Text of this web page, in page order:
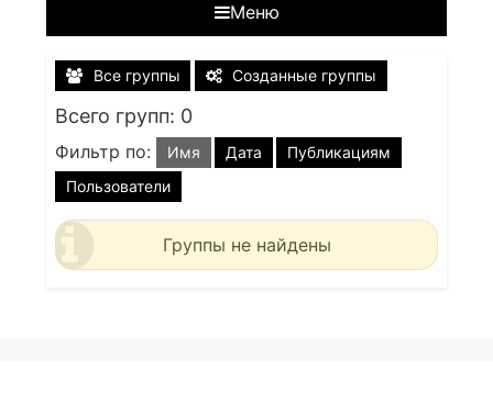
Меню
Все группы Созданные группы
Всего групп: 0
Фильтр по: Имя Дата
Публикациям
Пользователи
Группы не найдены